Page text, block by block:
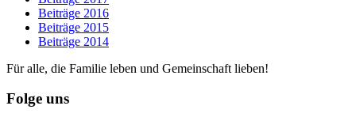
Beiträge 2016
Beiträge 2015
Beiträge 2014
Für alle, die Familie leben und Gemeinschaft lieben!
Folge uns